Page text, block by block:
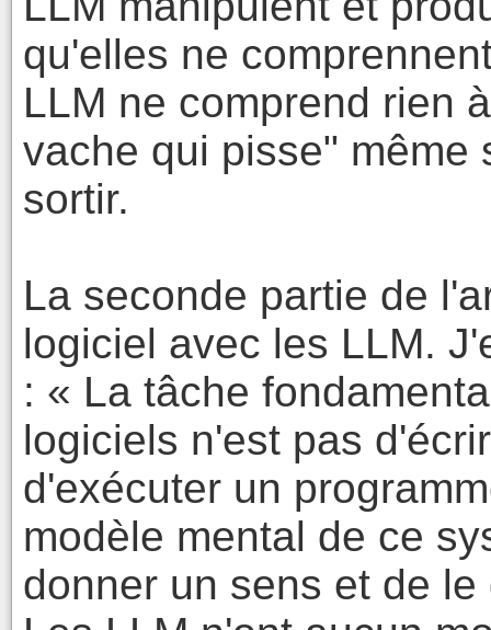
qu'elles ne
LLM ne comprend rien
vache qui pisse" même
sortir.
La seconde partie de
logiciel avec les LLM.
: « La tâche
logiciels n'est pas
d'exécuter un
modèle mental de ce
donner un sens et de